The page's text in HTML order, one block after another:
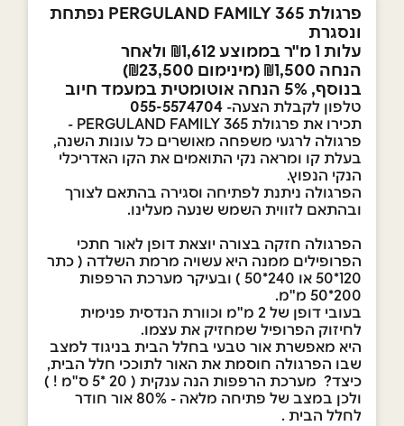
פרגולת PERGULAND FAMILY 365 נפתחת
ונסגרת
עלות 1 מ"ר בממוצע ₪1,612 ולאחר
הנחה ₪1,500 (מינימום ₪23,500)
בנוסף, 5% הנחה אוטומטית במעמד חיוב
טלפון לקבלת הצעה- 055-5574704
תכירו את פרגולת PERGULAND FAMILY 365 -
פרגולה לרגעי משפחה מאושרים כל עונות השנה,
בעלת קו ומראה נקי התואמים את הקו האדריכלי
הנקי הנפוץ.
הפרגולה ניתנת לפתיחה וסגירה בהתאם לצורך
ובהתאם לזווית השמש שנעה מעלינו.
הפרגולה חזקה בצורה יוצאת דופן לאור חתכי
הפרופילים ממנה היא עשויה מרמת השלדה ( כתר
120*50 או 240*50 ) ובעיקר מערכת הרפפות
200*50 מ"מ.
בעובי דופן של 2 מ"מ וכוורת הנדסית פנימית
לחיזוק הפרופיל שמחזיק את עצמו.
היא מאפשרת אור טבעי בחלל הבית בניגוד למצב
שבו הפרגולה חוסמת את האור לתוככי חלל הבית,
כיצד? מערכת הרפפות הנה ענקית ( 20 *5 ס"מ ! )
ולכן במצב של פתיחה מלאה - 80% אור חודר
לחלל הבית .